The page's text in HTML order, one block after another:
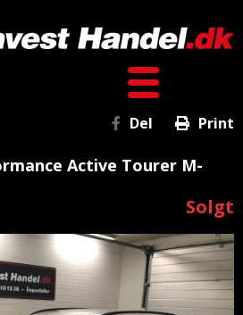
Del Print
Active Tourer M-
Solgt